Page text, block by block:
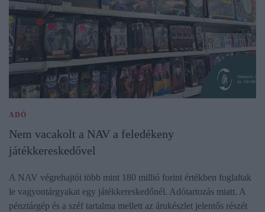
ADÓ
Nem vacakolt a NAV a feledékeny
játékkereskedővel
A NAV végrehajtói több mint 180 millió forint értékben foglaltak
le vagyontárgyakat egy játékkereskedőnél. Adótartozás miatt. A
pénztárgép és a széf tartalma mellett az árukészlet jelentős részét